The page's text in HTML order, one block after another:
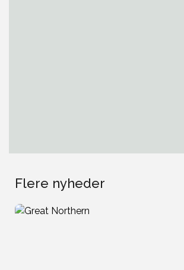
Flere nyheder